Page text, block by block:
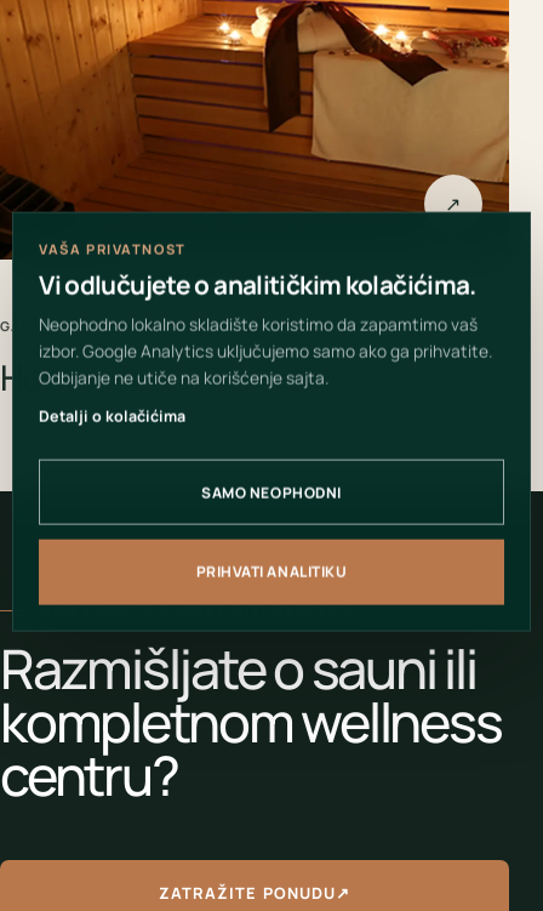
↗
GALERIJA PROJEKTA
Hotel Hollywood
VAŠ PROSTOR MOŽE BITI SLEDEĆI
Razmišljate o sauni ili
kompletnom wellness
centru?
ZATRAŽITE PONUDU↗
VAŠA PRIVATNOST
Vi odlučujete o analitičkim kolačićima.
Neophodno lokalno skladište koristimo da zapamtimo vaš
izbor. Google Analytics uključujemo samo ako ga prihvatite.
Odbijanje ne utiče na korišćenje sajta.
Detalji o kolačićima
SAMO NEOPHODNI
PRIHVATI ANALITIKU